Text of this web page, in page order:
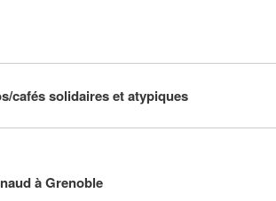
cafés solidaires et atypiques
à Grenoble